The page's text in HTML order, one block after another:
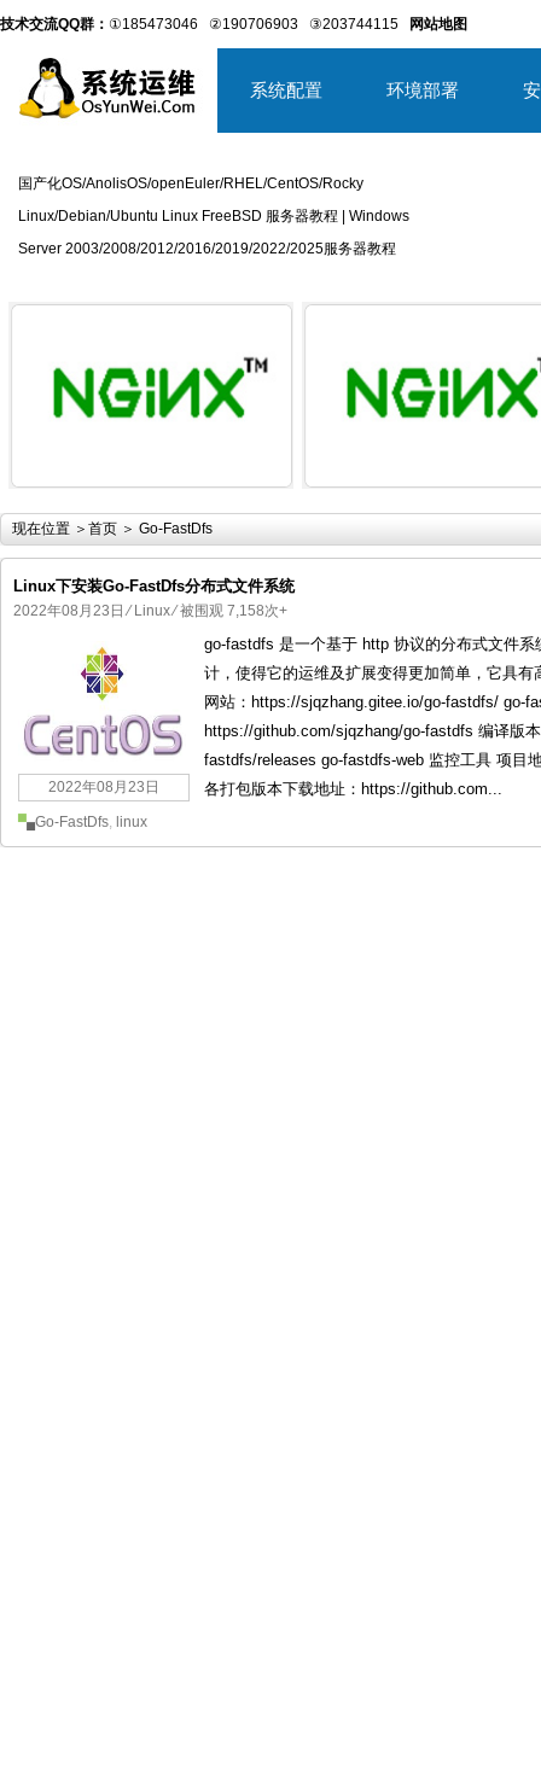
技术交流QQ群： ①185473046 ②190706903 ③203744115 网站地图
系统配置 环境部署
国产化OS/AnolisOS/openEuler/RHEL/CentOS/Rocky
Linux/Debian/Ubuntu Linux FreeBSD 服务器教程 | Windows
Server 2003/2008/2012/2016/2019/2022/2025服务器教程
国产化操作系统欧拉openEuler编 国产化操作系统Anolis OS编
现在位置 ＞ 首页 ＞ Go-FastDfs
Linux下安装Go-FastDfs分布式文件系统
2022年08月23日 ⁄ Linux⁄ 被围观 7,158次+
2022年08月23日
go-fastdfs 是一个基于 http 协议的分布式文件
计，使得它的运维及扩展变得更加简单，它具
网站：https://sjqzhang.gitee.io/go-fastdfs/ go-
https://github.com/sjqzhang/go-fastdfs 编译版
fastdfs/releases go-fastdfs-web 监控工具 项目
各打包版本下载地址：https://github.com...
Go-FastDfs, linux